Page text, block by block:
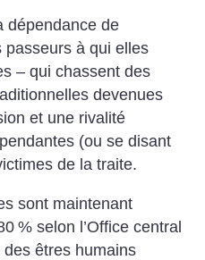
dépendance de
passeurs à qui elles
– qui chassent des
devenues
et une rivalité
(ou se disant
de la traite.
sont maintenant
% selon l’Office central
êtres humains